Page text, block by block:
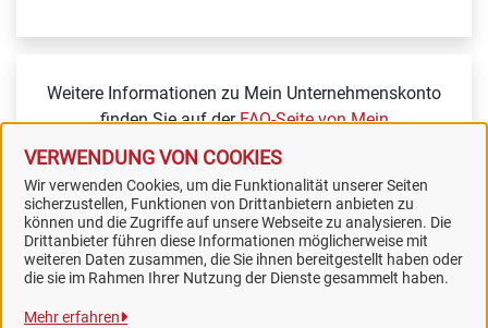
VERWENDUNG VON COOKIES
Wir verwenden Cookies, um die Funktionalität unserer Seiten
sicherzustellen, Funktionen von Drittanbietern anbieten zu
können und die Zugriffe auf unsere Webseite zu analysieren. Die
Drittanbieter führen diese Informationen möglicherweise mit
weiteren Daten zusammen, die Sie ihnen bereitgestellt haben oder
die sie im Rahmen Ihrer Nutzung der Dienste gesammelt haben.
Mehr erfahren
Weitere Informationen zu Mein Unternehmenskonto
finden Sie auf derFAQ-Seite von Mein
Unternehmenskonto.
Samtgemeinde Artland